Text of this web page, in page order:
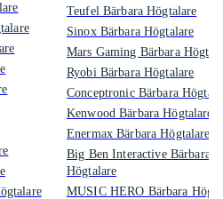
Teufel Bärbara Högtalare
Sinox Bärbara Högtalare
Mars Gaming Bärbara
Ryobi Bärbara Högtalare
Conceptronic Bärbara
Kenwood Bärbara Högtalare
Enermax Bärbara Högtalare
Big Ben Interactive Bärbara
Högtalare
MUSIC HERO Bärbara